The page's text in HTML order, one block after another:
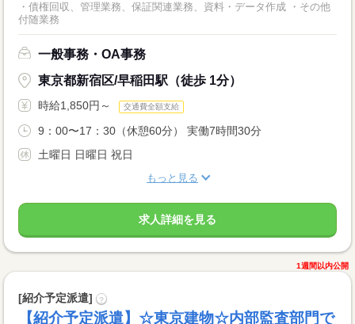
・債権回収、管理業務、保証関連業務、資料・データ作成 ・その他
付随業務
一般事務・OA事務
東京都新宿区/早稲田駅（徒歩 1分）
時給1,850円～ 交通費全額支給
9：00〜17：30（休憩60分） 実働7時間30分
土曜日 日曜日 祝日
もっと見る
求人詳細を見る
1週間以内公開
[紹介予定派遣] ?
【紹介予定派遣】☆東京建物☆内部監査部門で